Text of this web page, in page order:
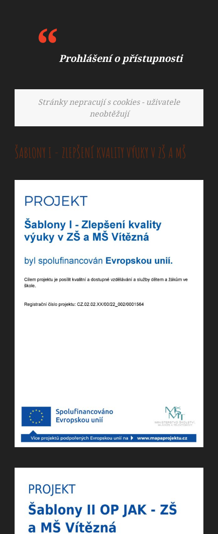
Prohlášení o přístupnosti
Stránky nepracují s cookies - uživatele
neobtěžují
ŠABLONY I - ZLEPŠENÍ KVALITY VÝUKY V ZŠ A MŠ